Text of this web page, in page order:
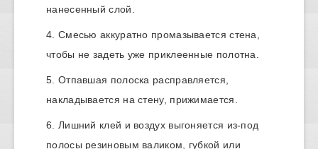
нанесенный слой.
Смесью аккуратно промазывается стена,
чтобы не задеть уже приклеенные полотна.
Отпавшая полоска расправляется,
накладывается на стену, прижимается.
Лишний клей и воздух выгоняется из-под
полосы резиновым валиком, губкой или